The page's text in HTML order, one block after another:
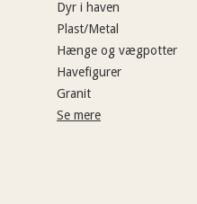
Dyr i haven
Plast/Metal
Hænge og vægpotter
Havefigurer
Granit
Se mere